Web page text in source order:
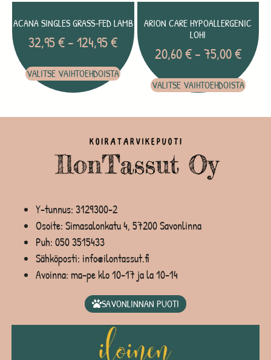
ACANA SINGLES GRASS-FED LAMB
32,95€– 124,95€
VALITSE VAIHTOEHDOISTA
ARION CARE HYPOALLERGENIC
LOHI
20,60€ –75,00€
VALITSE VAIHTOEHDOISTA
Y-tunnus: 3129300-2
Osoite: Simasalonkatu 4, 57200 Savonlinna
Puh: 050 3515433
Sähköposti: info@ilontassut.fi
Avoinna: ma-pe klo 10-17 ja la 10-14
SAVONLINNAN PUOTI